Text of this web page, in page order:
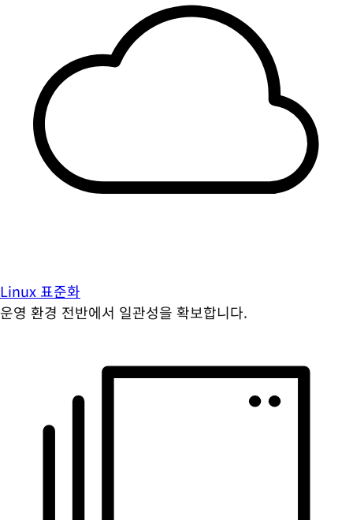
Linux 표준화
운영 환경 전반에서 일관성을 확보합니다.